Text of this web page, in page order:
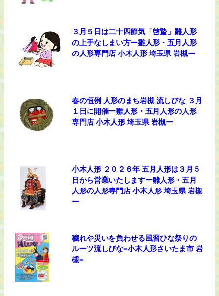
３月５日は二十四節気「啓蟄」雛人形
の上手なしまい方ー雛人形・五月人形
の人形専門店 小木人形 埼玉県 岩槻ー
春の恒例 人形のまち岩槻 流しびな ３月
１日に開催ー雛人形・五月人形の人形
専門店 小木人形 埼玉県 岩槻ー
小木人形 ２０２６年 五月人形は３月５
日から営業いたしますー雛人形・五月
人形の人形専門店 小木人形 埼玉県 岩槻
ー
穢れや災いを負わせる風習ひな祭りの
ルーツ流しびな=小木人形さいたま市 岩
槻=